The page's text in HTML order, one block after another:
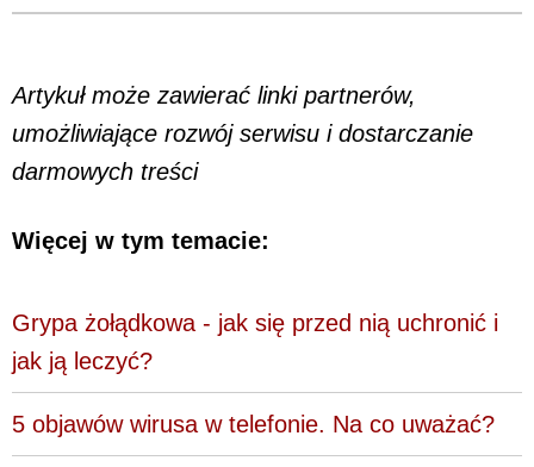
Artykuł może zawierać linki partnerów,
umożliwiające rozwój serwisu i dostarczanie
darmowych treści
Więcej w tym temacie:
Grypa żołądkowa - jak się przed nią uchronić i
jak ją leczyć?
5 objawów wirusa w telefonie. Na co uważać?